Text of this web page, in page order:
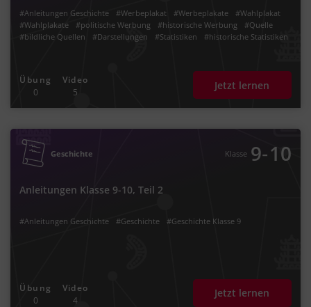
#Anleitungen Geschichte #Werbeplakat #Werbeplakate
#Wahlplakat
#Wahlplakate
#politische Werbung #historische Werbung
#Quelle
#bildliche Quellen
#Darstellungen #Statistiken #historische Statistiken
Übung
0
Video
5
Jetzt lernen
Geschichte Klasse 9‐10
Anleitungen Klasse 9-10, Teil 2
#Anleitungen Geschichte #Geschichte #Geschichte Klasse 9
Übung
0
Video
4
Jetzt lernen